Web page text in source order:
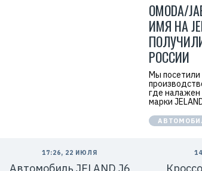
OMODA/
ИМЯ НА
РОССИИ
Мы
где налажен
марки
17:26, 22 ИЮЛЯ